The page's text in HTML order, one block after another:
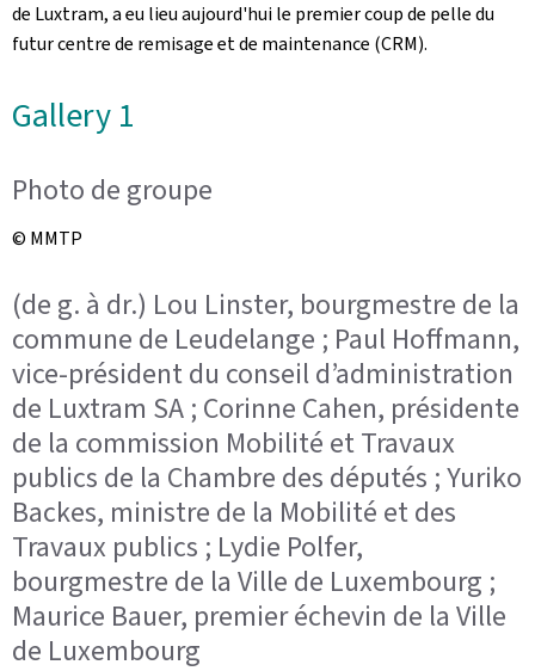
de Luxtram, a eu lieu aujourd'hui le premier coup de pelle du
futur centre de remisage et de maintenance (CRM).
Gallery 1
Photo de groupe
© MMTP
(de g. à dr.) Lou Linster, bourgmestre de la
commune de Leudelange ; Paul Hoffmann,
vice-président du conseil d’administration
de Luxtram SA ; Corinne Cahen, présidente
de la commission Mobilité et Travaux
publics de la Chambre des députés ; Yuriko
Backes, ministre de la Mobilité et des
Travaux publics ; Lydie Polfer,
bourgmestre de la Ville de Luxembourg ;
Maurice Bauer, premier échevin de la Ville
de Luxembourg